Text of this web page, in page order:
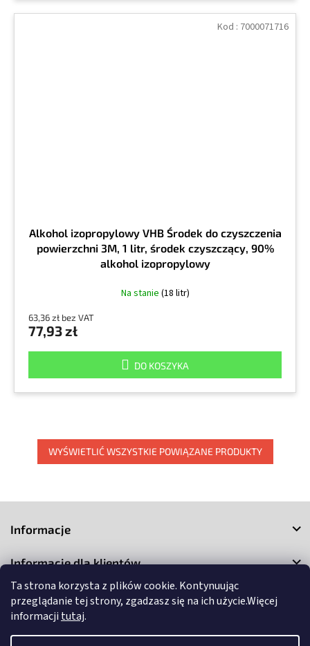
Ta strona korzysta z plików cookie. Kontynuując
przeglądanie tej strony, zgadzasz się na ich użycie.Więcej
informacji tutaj.
Alkohol izopropylowy VHB Środek do czyszczenia
powierzchni 3M, 1 litr, środek czyszczący, 90%
alkohol izopropylowy
Na stanie (18 litr)
63,36 zł bez VAT
77,93 zł
DO KOSZYKA
Kod : 7000071716
WYŚWIETLIĆ WSZYSTKIE POWIĄZANE PRODUKTY
k
Informacje
Informacje dla klientów
Kontakt